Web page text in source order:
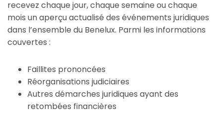
recevez chaque jour, chaque semaine ou chaque
mois un aperçu actualisé des événements juridiques
dans l’ensemble du Benelux. Parmi les informations
couvertes :
Faillites prononcées
Réorganisations judiciaires
Autres démarches juridiques ayant des
retombées financières